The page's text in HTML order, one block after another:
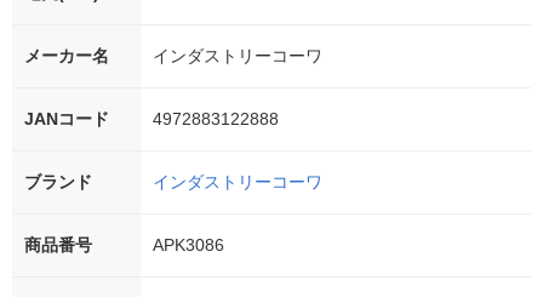
メーカー名 インダストリーコーワ
JANコード 4972883122888
ブランド インダストリーコーワ
商品番号 APK3086